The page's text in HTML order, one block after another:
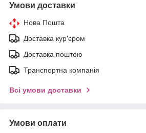
Умови доставки
Нова Пошта
Доставка кур'єром
Доставка поштою
Транспортна компанія
Всі умови доставки
Умови оплати